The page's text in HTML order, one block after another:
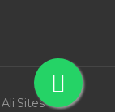
Ali Sites